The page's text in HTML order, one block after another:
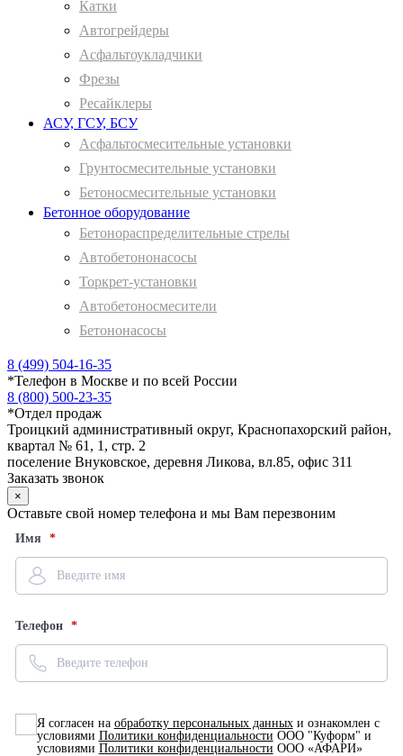
Катки
Автогрейдеры
Асфальтоукладчики
Фрезы
Ресайклеры
АСУ, ГСУ, БСУ
Асфальтосмесительные установки
Грунтосмесительные установки
Бетоносмесительные установки
Бетонное оборудование
Бетонораспределительные стрелы
Автобетононасосы
Торкрет-установки
Автобетоносмесители
Бетононасосы
8 (499) 504-16-35
*Телефон в Москве и по всей России
8 (800) 500-23-35
*Отдел продаж
Троицкий административный округ, Краснопахорский район,
квартал № 61, 1, стр. 2
поселение Внуковское, деревня Ликова, вл.85, офис 311
Заказать звонок
×
Оставьте свой номер телефона и мы Вам перезвоним
Имя
Телефон
Я согласен на обработку персональных данныхи ознакомлен с
условиями Политики конфиденциальности ООО "Куформ" и
условиями Политики конфиденциальности ООО «АФАРИ»